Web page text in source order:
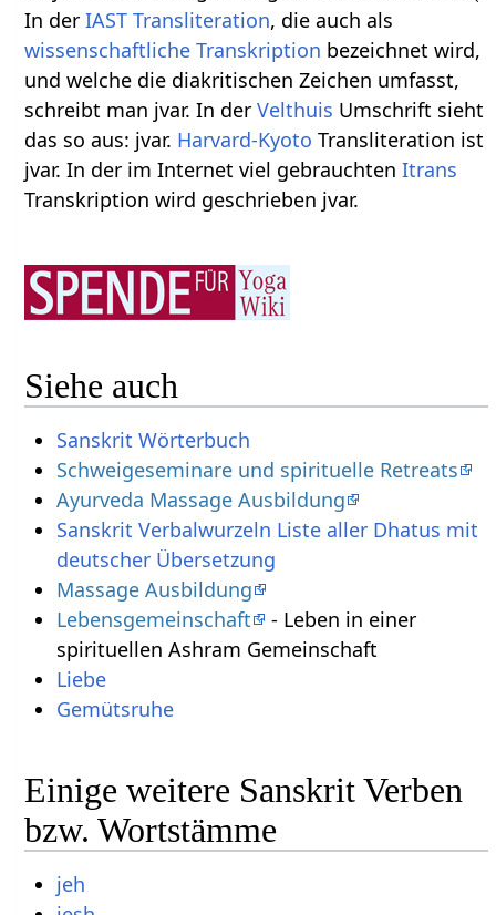
In derIAST Transliteration, die auch als
wissenschaftliche Transkription bezeichnet wird,
und welche die diakritischen Zeichen umfasst,
schreibt man jvar. In derVelthuis Umschrift sieht
das so aus: jvar. Harvard-Kyoto Transliteration ist
jvar. In der im Internet viel gebrauchtenItrans
Transkription wird geschrieben jvar.
Siehe auch
Sanskrit Wörterbuch
Schweigeseminare und spirituelle Retreats
Ayurveda Massage Ausbildung
Sanskrit Verbalwurzeln Liste aller Dhatus mit
deutscher Übersetzung
Massage Ausbildung
Lebensgemeinschaft
- Leben in einer
spirituellen Ashram Gemeinschaft
Liebe
Gemütsruhe
Einige weitere Sanskrit Verben
bzw. Wortstämme
jeh